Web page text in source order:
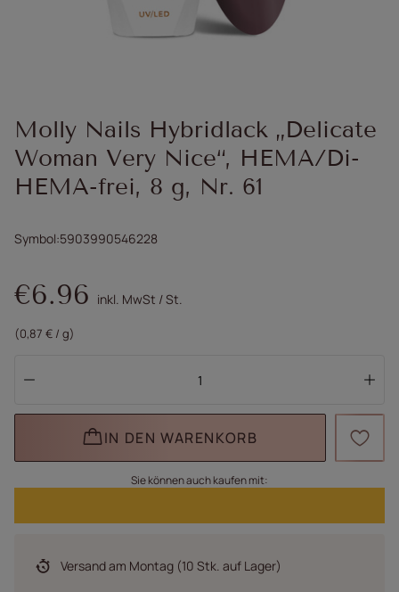
Molly Nails Hybridlack „Delicate
Woman Very Nice“, HEMA/Di-
HEMA-frei, 8 g, Nr. 61
Symbol 5903990546228
€6.96 inkl. MwSt /St.
(0,87 € / g)
IN DEN WARENKORB
Sie können auch kaufen mit:
Versandam Montag (10 Stk. auf Lager)